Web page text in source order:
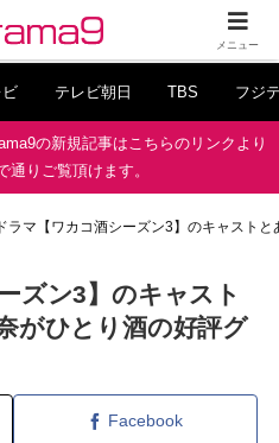
ビ テレビ朝日 TBS フジ
の新規記事はこちらのリンクより
通りご覧頂けます。
ドラマ【ワカコ酒シーズン3】のキャスト
ズン3】のキャスト
がひとり酒の好評グ
Facebook
メニュー